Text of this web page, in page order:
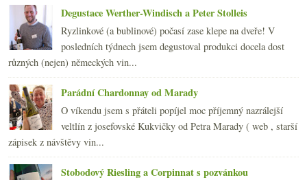
►února(20)
►ledna (20)
►2008(270)
►2007(108)
Degustace Werther-Windisch a Peter Stolleis
Ryzlinkové (a bublinové) počasí zase klepe na dveře! V
posledních týdnech jsem degustoval produkci docela dost
různých (nejen) německých vin...
Parádní Chardonnay od Marady
O víkendu jsem s přáteli popíjel moc příjemný nazrálejší
veltlín z josefovské Kukvičky od Petra Marady ( web , starší
zápisek z návštěvy vin...
Stobodový Riesling a Corpinnat s pozvánkou